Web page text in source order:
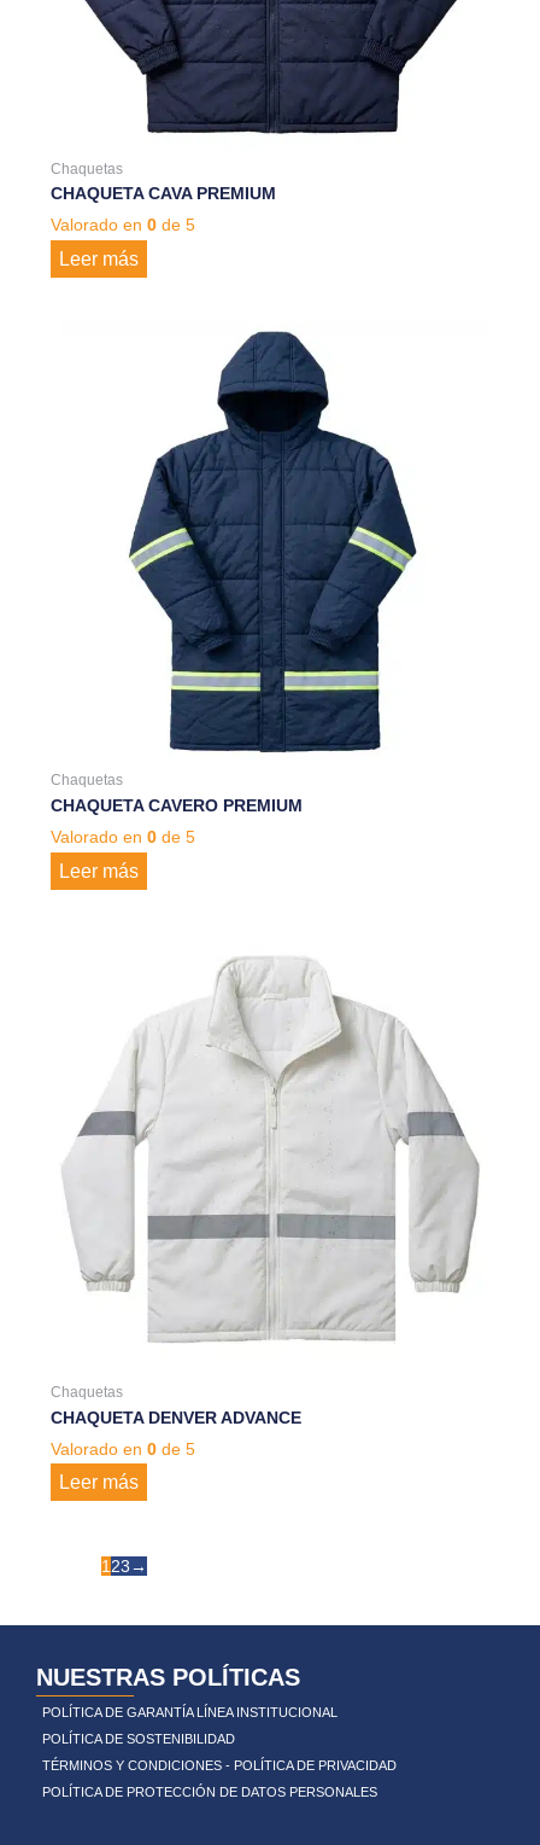
Chaquetas
CHAQUETA CAVA PREMIUM
Valorado en0 de 5
Leer más
Chaquetas
CHAQUETA CAVERO PREMIUM
Valorado en0 de 5
Leer más
Chaquetas
CHAQUETA DENVER ADVANCE
Valorado en0 de 5
Leer más
123→
NUESTRAS POLÍTICAS
POLÍTICA DE GARANTÍA LÍNEA INSTITUCIONAL
POLÍTICA DE SOSTENIBILIDAD
TÉRMINOS Y CONDICIONES - POLÍTICA DE PRIVACIDAD
POLÍTICA DE PROTECCIÓN DE DATOS PERSONALES